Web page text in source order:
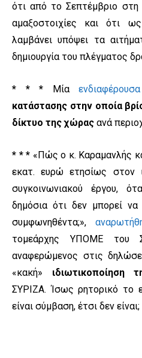
ότι από το Σεπτέμβριο
αμαξοστοιχίες και ότι
λαμβάνει υπόψει τα
δημιουργία του πλέγματος
* * * Μία
κατάστασης στην οποία
δίκτυο της χώρας ανά
* * * «Πώς ο κ. Καραμανλής
εκατ. ευρώ ετησίως στον
συγκοινωνιακού έργου,
δημόσια ότι δεν μπορεί να
συμφωνηθέντα;»,
τομεάρχης ΥΠΟΜΕ του
αναφερώμενος στις
«κακή» ιδιωτικοποίηση
ΣΥΡΙΖΑ. Ίσως ρητορικό το
είναι σύμβαση, έτσι δεν είναι;